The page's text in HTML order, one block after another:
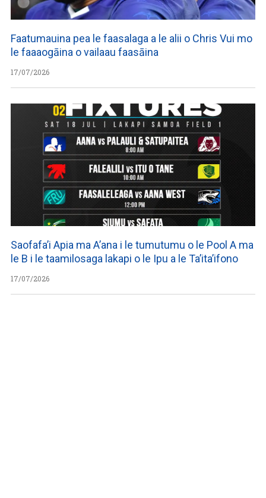
Faatumauina pea le faasalaga a le alii o Chris Vui mo
le faaaogāina o vailaau faasāina
17/07/2026
Saofafa’i Apia ma A’ana i le tumutumu o le Pool A ma
le B i le taamilosaga lakapi o le Ipu a le Ta’ita’ifono
17/07/2026